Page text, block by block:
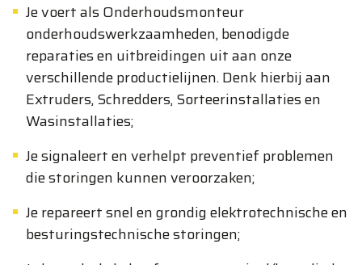
Je voert als Onderhoudsmonteur
onderhoudswerkzaamheden, benodigde
reparaties en uitbreidingen uit aan onze
verschillende productielijnen. Denk hierbij aan
Extruders, Schredders, Sorteerinstallaties en
Wasinstallaties;
Je signaleert en verhelpt preventief problemen
die storingen kunnen veroorzaken;
Je repareert snel en grondig elektrotechnische en
besturingstechnische storingen;